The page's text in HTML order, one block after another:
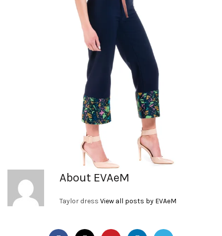
About EVAeM
Taylor dress View all posts by EVAeM